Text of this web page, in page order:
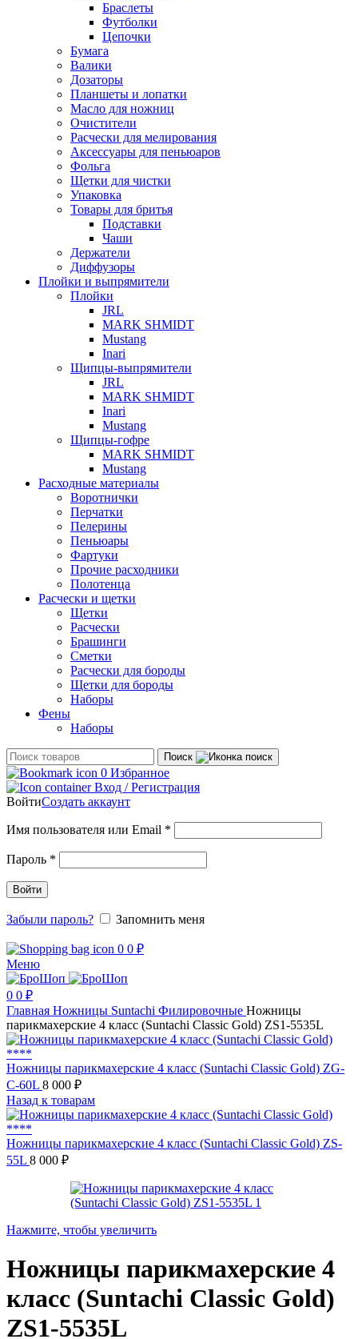
Браслеты
Футболки
Цепочки
Бумага
Валики
Дозаторы
Планшеты и лопатки
Масло для ножниц
Очистители
Расчески для мелирования
Аксессуары для пеньюаров
Фольга
Щетки для чистки
Упаковка
Товары для бритья
Подставки
Чаши
Держатели
Диффузоры
Плойки и выпрямители
Плойки
JRL
MARK SHMIDT
Mustang
Inari
Щипцы-выпрямители
JRL
MARK SHMIDT
Inari
Mustang
Щипцы-гофре
MARK SHMIDT
Mustang
Расходные материалы
Воротнички
Перчатки
Пелерины
Пеньюары
Фартуки
Прочие расходники
Полотенца
Расчески и щетки
Щетки
Расчески
Брашинги
Сметки
Расчески для бороды
Щетки для бороды
Наборы
Фены
Наборы
Поиск
0 Избранное
Вход / Регистрация
ВойтиСоздать аккаунт
Имя пользователя или Email *
Пароль *
Войти
Забыли пароль? Запомнить меня
0 0 ₽
Меню
0 0 ₽
Главная Ножницы Suntachi Филировочные Ножницы
парикмахерские 4 класс (Suntachi Classic Gold) ZS1-5535L
Ножницы парикмахерские 4 класс (Suntachi Classic Gold) ZG-
C-60L 8 000 ₽
Назад к товарам
Ножницы парикмахерские 4 класс (Suntachi Classic Gold) ZS-
55L 8 000 ₽
Нажмите, чтобы увеличить
Ножницы парикмахерские 4
класс (Suntachi Classic Gold)
ZS1-5535L